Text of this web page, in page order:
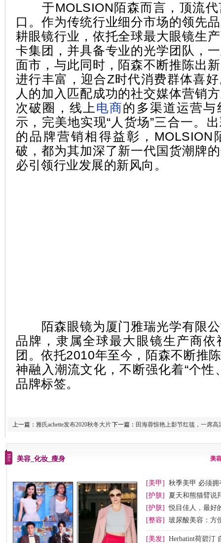
于MOLSION陌森而言，顶流代
口。作为传统行业细分市场的领先
耕眼镜行业，依托全球最大眼镜生
卡集团，并具备专业的光学团队，
面市，与此同时，陌森不断推陈出
进行丰富，迎合Z时代消费群体喜
人的加入匹配成功的社交媒体营销
次破圈，线上 电商的多渠道运营
示，完美地实现“人货场”三合一。
的品牌营销相得益彰，MOLSION
破，都为其加深了新一代国货潮牌
必引领行业发展的新风向。
陌森眼镜为厦门雅瑞光学有限公
品牌，隶属全球最大眼镜生产商
团。依托2010年至今，陌森不断推
神融入潮流文化，不断强化着“个性
品牌标签。
上一篇： 雅氏achette发布2020秋冬大片下一篇： 田海蓉惊艳上影节红毯，一席
美容_化妆_瘦身 美
[美甲]
秋季美甲 必须拥
[护肤]
夏天和熊猫臂说
[护肤]
悦目佳人，最好
[整容]
玻尿酸美容：方
[美发]
Herbatint荷碧汀